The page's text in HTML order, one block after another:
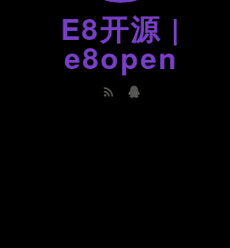
E8开源 |
e8open